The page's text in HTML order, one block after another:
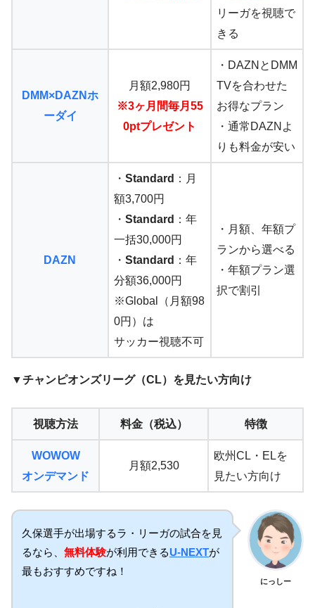
リーガを視聴で
きる
DMM×DAZNホ
ーダイ
月額2,980円
※3ヶ月間毎月55
0ptプレゼント
・DAZNとDMM
TVを合わせた
お得なプラン
・通常DAZNよ
りも料金が安い
DAZN
・ Standard ：月
額3,700円
・ Standard ：年
一括30,000円
・ Standard ：年
分額36,000円
※Global（月額98
0円）は
サッカー視聴不可
・月額、年額プ
ランから選べる
・年額プラン選
択で割引
▼チャンピオンズリーグ（CL）を見たい方向け
視聴方法 料金（税込） 特徴
WOWOW
オンデマンド
月額2,530
欧州CL・ELを
見たい方向け
久保選手が出場するラ・リーガの試合を見
るなら、 無料体験が利用できるU-NEXTが
最もおすすめですね！
にっしー